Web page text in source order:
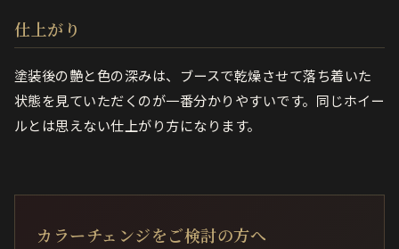
仕上がり
塗装後の艶と色の深みは、ブースで乾燥させて落ち着いた
状態を見ていただくのが一番分かりやすいです。同じホイー
ルとは思えない仕上がり方になります。
カラーチェンジをご検討の方へ